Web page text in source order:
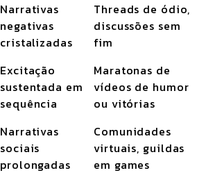
Narrativas
negativas
cristalizadas
Threads de ódio,
discussões sem
fim
Excitação
sustentada em
sequência
Maratonas de
vídeos de humor
ou vitórias
Narrativas
sociais
prolongadas
Comunidades
virtuais, guildas
em games